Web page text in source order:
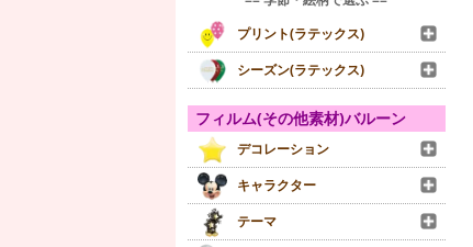
プリント(ラテックス)
シーズン(ラテックス)
フィルム(その他素材)バルーン
デコレーション
キャラクター
テーマ